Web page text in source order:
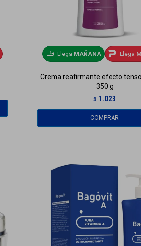
Llega MAÑANA Llega
Crema reafirmante efecto
350 g
$ 1.023